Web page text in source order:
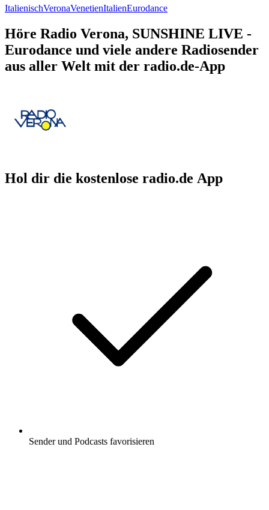
ItalienischVeronaVenetienItalienEurodance
Höre Radio Verona, SUNSHINE LIVE -
Eurodance und viele andere Radiosender
aus aller Welt mit der radio.de-App
Hol dir die kostenlose radio.de App
Sender und Podcasts favorisieren